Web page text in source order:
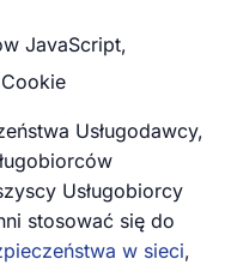
JavaScript,
Usługodawcy,
Usługobiorcy
stosować się do
w sieci,